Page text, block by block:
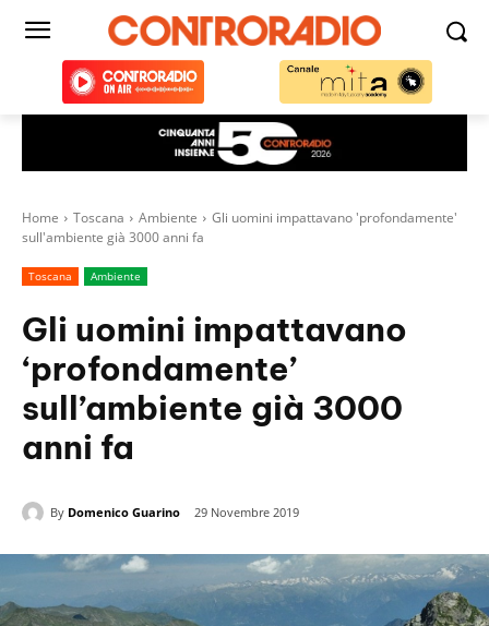
Home Toscana Ambiente
Gli uomini impattavano 'profondamente'
sull'ambiente già 3000 anni fa
Toscana Ambiente
Gli uomini impattavano
‘profondamente’
sull’ambiente già 3000
anni fa
By Domenico Guarino 29 Novembre 2019